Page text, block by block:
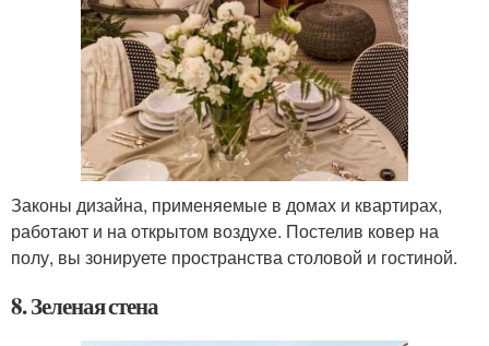
Законы дизайна, применяемые в домах и квартирах,
работают и на открытом воздухе. Постелив ковер на
полу, вы зонируете пространства столовой и гостиной.
8. Зеленая стена